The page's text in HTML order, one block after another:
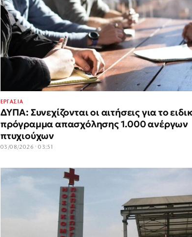
ΕΡΓΑΣΙΑ
ΔΥΠΑ: Συνεχίζονται οι αιτήσεις για το
πρόγραμμα απασχόλησης 1.000 ανέργων
πτυχιούχων
03/08/2026 · 03:51